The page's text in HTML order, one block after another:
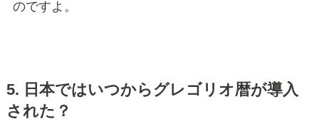
のですよ。
5. 日本ではいつからグレゴリオ暦が導入
された？